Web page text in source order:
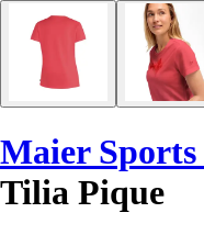
Maier Sports
Tilia Pique